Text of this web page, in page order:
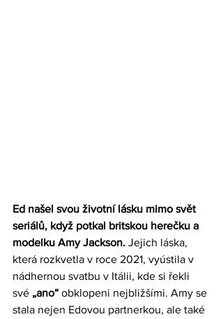
Ed našel svou životní lásku mimo svět
seriálů, když potkal britskou herečku a
modelku Amy Jackson. Jejich láska,
která rozkvetla v roce 2021, vyústila v
nádhernou svatbu v Itálii, kde si řekli
své „ano“ obklopeni nejbližšími. Amy se
stala nejen Edovou partnerkou, ale také